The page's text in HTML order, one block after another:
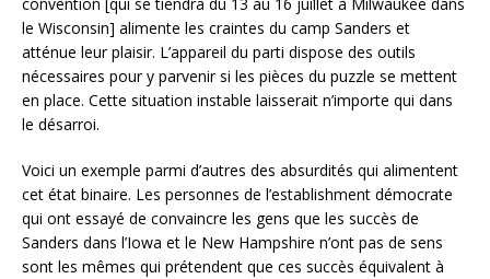
convention [qui se tiendra du 13 au 16 juillet à Milwaukee dans
le Wisconsin] alimente les craintes du camp Sanders et
atténue leur plaisir. L’appareil du parti dispose des outils
nécessaires pour y parvenir si les pièces du puzzle se mettent
en place. Cette situation instable laisserait n’importe qui dans
le désarroi.
Voici un exemple parmi d’autres des absurdités qui alimentent
cet état binaire. Les personnes de l’establishment démocrate
qui ont essayé de convaincre les gens que les succès de
Sanders dans l’Iowa et le New Hampshire n’ont pas de sens
sont les mêmes qui prétendent que ces succès équivalent à